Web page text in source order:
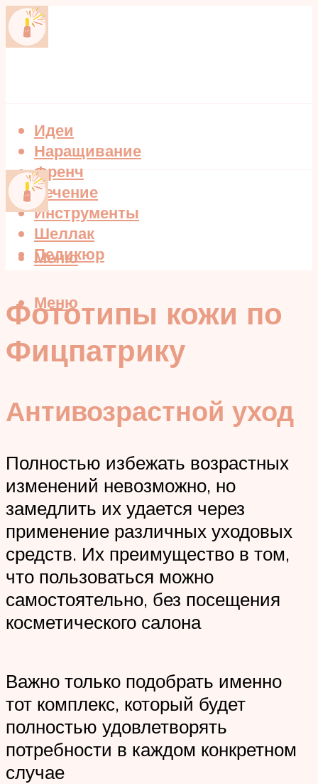
Идеи
Наращивание
Френч
Лечение
Инструменты
Шеллак
Педикюр
Меню
Меню
Фототипы кожи по
Фицпатрику
Антивозрастной уход
Полностью избежать возрастных
изменений невозможно, но
замедлить их удается через
применение различных уходовых
средств. Их преимущество в том,
что пользоваться можно
самостоятельно, без посещения
косметического салона
Важно только подобрать именно
тот комплекс, который будет
полностью удовлетворять
потребности в каждом конкретном
случае